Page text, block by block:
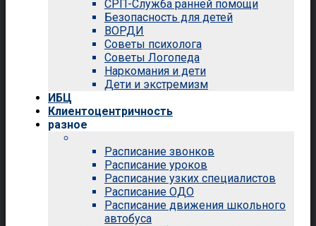
СРП-Служба ранней помощи
Безопасность для детей
ВОРДИ
Советы психолога
Советы Логопеда
Наркомания и дети
Дети и экстремизм
ИБЦ
Клиентоцентричность
разное
Расписание звонков
Расписание уроков
Расписание узких специалистов
Расписание ОДО
Расписание движения школьного
автобуса